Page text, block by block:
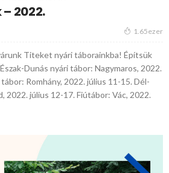
2022.
1.65ezer
Titeket nyári táborainkba! Építsük
Dunás nyári tábor: Nagymaros, 2022.
Romhány, 2022. július 11-15. Dél-
2022. július 12-17. Fiútábor: Vác, 2022.